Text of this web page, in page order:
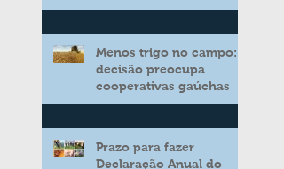
aos produtores de leite
Menos trigo no campo:
decisão preocupa
cooperativas gaúchas
Prazo para fazer
Declaração Anual do